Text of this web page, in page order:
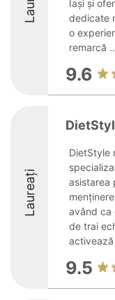
Iași și
dedicate
o
remarcă
9.6
Laureați
DietStyle
asistarea
având ca
de trai
activează
9.5